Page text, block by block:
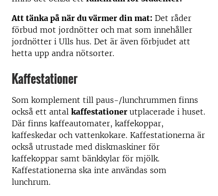
Att tänka på när du värmer din mat: Det råder
förbud mot jordnötter och mat som innehåller
jordnötter i Ulls hus. Det är även förbjudet att
hetta upp andra nötsorter.
Kaffestationer
Som komplement till paus-/lunchrummen finns
också ett antal kaffestationer utplacerade i huset.
Där finns kaffeautomater, kaffekoppar,
kaffeskedar och vattenkokare. Kaffestationerna är
också utrustade med diskmaskiner för
kaffekoppar samt bänkkylar för mjölk.
Kaffestationerna ska inte användas som
lunchrum.